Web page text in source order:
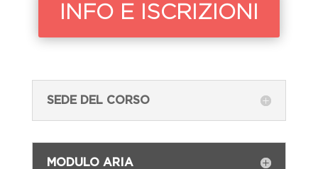
INFO E ISCRIZIONI
SEDE DEL CORSO
MODULO ARIA